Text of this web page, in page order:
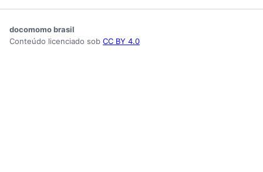
docomomo brasil
Conteúdo licenciado sob CC BY 4.0